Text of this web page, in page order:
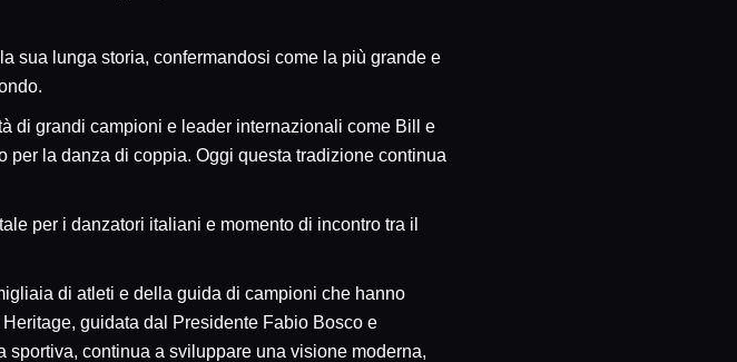
sua lunga storia, confermandosi come la più grande e
di grandi campioni e leader internazionali come Bill e
la danza di coppia. Oggi questa tradizione continua
per i danzatori italiani e momento di incontro tra il
di atleti e della guida di campioni che hanno
guidata dal Presidente Fabio Bosco e
continua a sviluppare una visione moderna,